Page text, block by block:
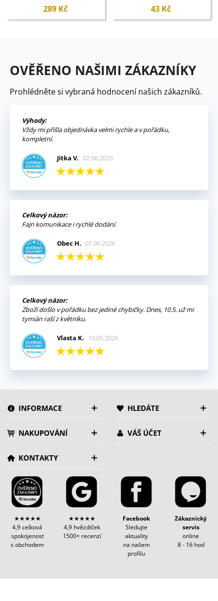
289 Kč
43 Kč
OVĚŘENO NAŠIMI ZÁKAZNÍKY
Prohlédněte si vybraná hodnocení našich zákazníků.
Výhody:
Vždy mi přišla objednávka velmi rychle a v pořádku,
kompletní.
Jitka V. 02.06.2026
Celkový názor:
Fajn komunikace i rychlé dodání.
Obec H. 01.06.2026
Celkový názor:
Zboží došlo v pořádku bez jediné chybičky. Dnes, 10.5. už mi
tymián raší z květníku.
Vlasta K. 10.05.2026
INFORMACE HLEDÁTE
NAKUPOVÁNÍ VÁŠ ÚČET
KONTAKTY
★★★★★
4,9 celková
spokojenost
s obchodem
★★★★★
4,9 hvězdiček
1500+ recenzí
Facebook
Sledujte
aktuality
na našem
profilu
Zákaznický
servis
online
8 - 16 hod